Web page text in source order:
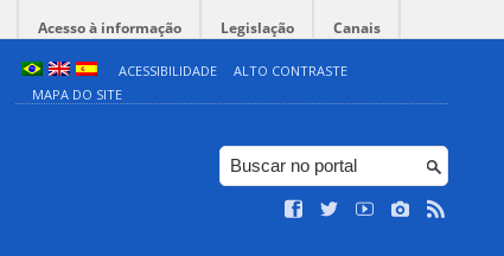
Acesso à informação Legislação Canais
ACESSIBILIDADE
ALTO CONTRASTE
MAPA DO SITE